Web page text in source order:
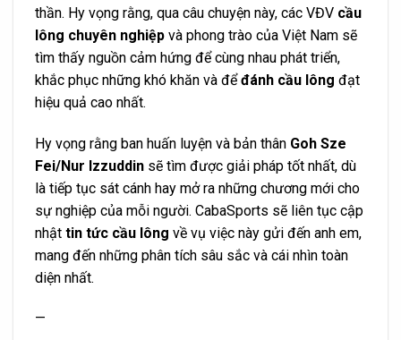
thần. Hy vọng rằng, qua câu chuyện này, các VĐV cầu
lông chuyên nghiệp và phong trào của Việt Nam sẽ
tìm thấy nguồn cảm hứng để cùng nhau phát triển,
khắc phục những khó khăn và đểđánh cầu lông đạt
hiệu quả cao nhất.
Hy vọng rằng ban huấn luyện và bản thân Goh Sze
Fei/Nur Izzuddin sẽ tìm được giải pháp tốt nhất, dù
là tiếp tục sát cánh hay mở ra những chương mới cho
sự nghiệp của mỗi người. CabaSports sẽ liên tục cập
nhật tin tức cầu lông về vụ việc này gửi đến anh em,
mang đến những phân tích sâu sắc và cái nhìn toàn
diện nhất.
—